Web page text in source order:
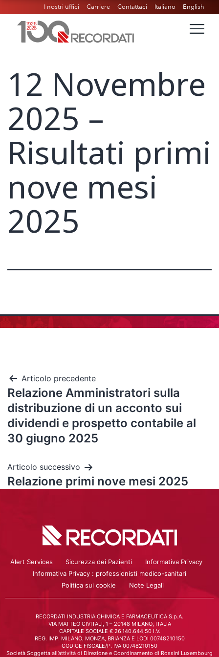
I nostri uffici Carriere Contattaci Italiano English
12 Novembre
2025 –
Risultati primi
nove mesi
2025
Articolo precedente
Relazione Amministratori sulla
distribuzione di un acconto sui
dividendi e prospetto contabile al
30 giugno 2025
Articolo successivo
Relazione primi nove mesi 2025
Alert Services Sicurezza dei Pazienti
Informativa Privacy
Informativa Privacy : professionisti medico-sanitari
Politica sui cookie
Note Legali
RECORDATI INDUSTRIA CHIMICA E FARMACEUTICA S.p.A.
VIA MATTEO CIVITALI, 1 – 20148 MILANO, ITALIA
CAPITALE SOCIALE € 26.140.644,50 I.V.
REG. IMP. MILANO, MONZA, BRIANZA E LODI 00748210150
CODICE FISCALE/P. IVA 00748210150
Società Soggetta all’attività di Direzione e Coordinamento di Rossini Luxembourg